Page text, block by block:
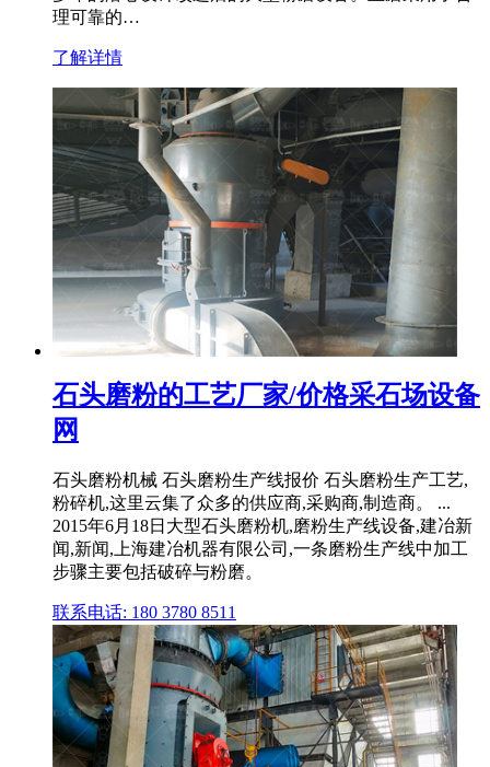
理可靠的…
了解详情
石头磨粉的工艺厂家/价格采石场设备
网
石头磨粉机械 石头磨粉生产线报价 石头磨粉生产工艺,
粉碎机,这里云集了众多的供应商,采购商,制造商。 ...
2015年6月18日大型石头磨粉机,磨粉生产线设备,建冶新
闻,新闻,上海建冶机器有限公司,一条磨粉生产线中加工
步骤主要包括破碎与粉磨。
联系电话: 180 3780 8511